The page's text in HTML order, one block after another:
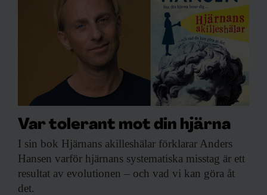
Var tolerant mot din hjärna
I sin bok Hjärnans akilleshälar förklarar Anders
Hansen varför hjärnans systematiska misstag är ett
resultat av evolutionen – och vad vi kan göra åt
det.